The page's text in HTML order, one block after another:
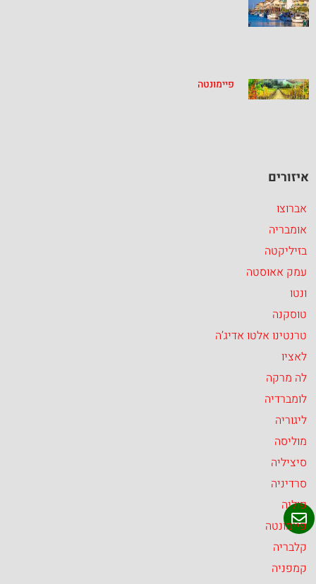
פיימונטה
איזורים
אברוצו
אומבריה
בזיליקטה
עמק אאוסטה
ונטו
טוסקנה
טרנטינו אלטו אדיג’ה
לאציו
לה מרקה
לומברדיה
ליגוריה
מוליסה
סיציליה
סרדיניה
פוליה
פיימונטה
קלבריה
קמפניה